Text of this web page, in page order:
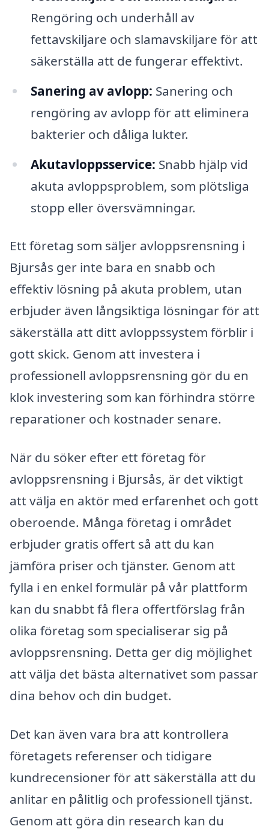
Rengöring och underhåll av
fettavskiljare och slamavskiljare för att
säkerställa att de fungerar effektivt.
Sanering av avlopp: Sanering och
rengöring av avlopp för att eliminera
bakterier och dåliga lukter.
Akutavloppsservice: Snabb hjälp vid
akuta avloppsproblem, som plötsliga
stopp eller översvämningar.
Ett företag som säljer avloppsrensning i
Bjursås ger inte bara en snabb och
effektiv lösning på akuta problem, utan
erbjuder även långsiktiga lösningar för att
säkerställa att ditt avloppssystem förblir i
gott skick. Genom att investera i
professionell avloppsrensning gör du en
klok investering som kan förhindra större
reparationer och kostnader senare.
När du söker efter ett företag för
avloppsrensning i Bjursås, är det viktigt
att välja en aktör med erfarenhet och gott
oberoende. Många företag i området
erbjuder gratis offert så att du kan
jämföra priser och tjänster. Genom att
fylla i en enkel formulär på vår plattform
kan du snabbt få flera offertförslag från
olika företag som specialiserar sig på
avloppsrensning. Detta ger dig möjlighet
att välja det bästa alternativet som passar
dina behov och din budget.
Det kan även vara bra att kontrollera
företagets referenser och tidigare
kundrecensioner för att säkerställa att du
anlitar en pålitlig och professionell tjänst.
Genom att göra din research kan du